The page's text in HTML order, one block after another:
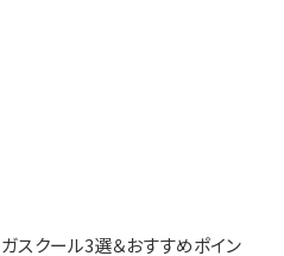
スクール3選＆おすすめポイン